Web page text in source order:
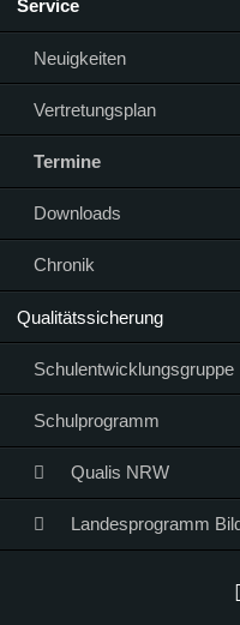
Service
Neuigkeiten
Vertretungsplan
Termine
Downloads
Chronik
Qualitätssicherung
Schulentwicklungsgruppe
Schulprogramm
Qualis NRW
Landesprogramm